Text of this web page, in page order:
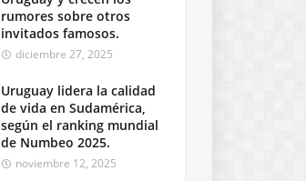
rumores sobre otros
invitados famosos.
diciembre 27, 2025
Uruguay lidera la calidad
de vida en Sudamérica,
según el ranking mundial
de Numbeo 2025.
noviembre 12, 2025